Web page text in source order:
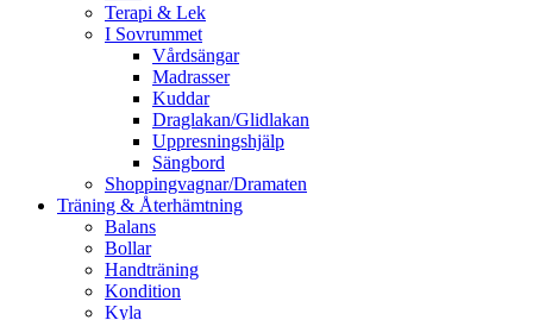
Terapi & Lek
I Sovrummet
Vårdsängar
Madrasser
Kuddar
Draglakan/Glidlakan
Uppresningshjälp
Sängbord
Shoppingvagnar/Dramaten
Träning & Återhämtning
Balans
Bollar
Handträning
Kondition
Kyla